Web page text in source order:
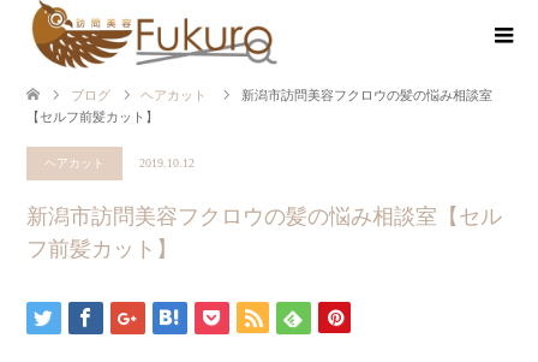
ブログ ヘアカット
新潟市訪問美容フクロウの髪の悩み相談室
【セルフ前髪カット】
ヘアカット 2019.10.12
新潟市訪問美容フクロウの髪の悩み相談室【セル
フ前髪カット】